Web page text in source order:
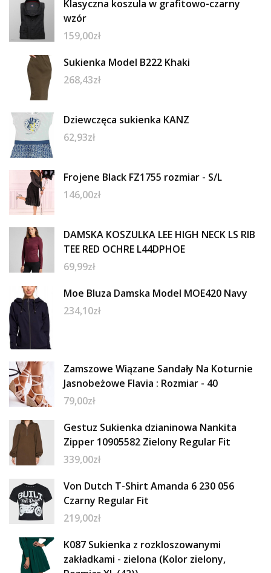
Klasyczna koszula w grafitowo-czarny
wzór
159,00zł
Sukienka Model B222 Khaki
268,43zł
Dziewczęca sukienka KANZ
62,93zł
Frojene Black FZ1755 rozmiar - S/L
146,00zł
DAMSKA KOSZULKA LEE HIGH NECK LS RIB
TEE RED OCHRE L44DPHOE
69,99zł
Moe Bluza Damska Model MOE420 Navy
234,10zł
Zamszowe Wiązane Sandały Na Koturnie
Jasnobeżowe Flavia : Rozmiar - 40
79,00zł
Gestuz Sukienka dzianinowa Nankita
Zipper 10905582 Zielony Regular Fit
339,00zł
Von Dutch T-Shirt Amanda 6 230 056
Czarny Regular Fit
219,00zł
K087 Sukienka z rozkloszowanymi
zakładkami - zielona (Kolor zielony,